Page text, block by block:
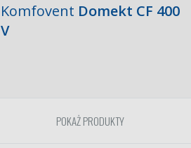
Komfovent Domekt CF 400
V
POKAŻ PRODUKTY